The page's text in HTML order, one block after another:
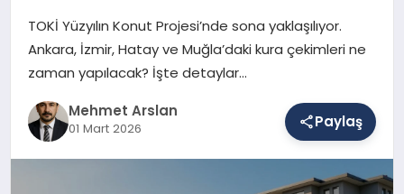
SAĞLIK
EĞITIM
TOKİ Yüzyılın Konut Projesi’nde sona yaklaşılıyor.
Ankara, İzmir, Hatay ve Muğla’daki kura çekimleri ne
zaman yapılacak? İşte detaylar…
Mehmet Arslan
01 Mart 2026 Paylaş